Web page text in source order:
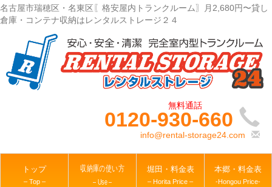
名古屋市瑞穂区・名東区〖格安屋内トランクルーム〗月2,680円〜貸し
倉庫・コンテナ収納はレンタルストレージ２４
0120-930-660
info@rental-storage24.com
トップ
– Top –
収納庫の使い方
– Use –
堀田・料金表
– Horita Price –
本郷・料金表
-Hongou Price-